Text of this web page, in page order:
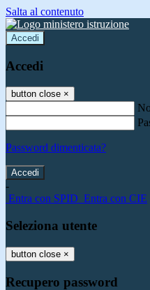
Salta al contenuto
Accedi
Accedi
button close ×
Password dimenticata?
-
Entra con SPID Entra con CIE
Seleziona utente
button close ×
Recupero password